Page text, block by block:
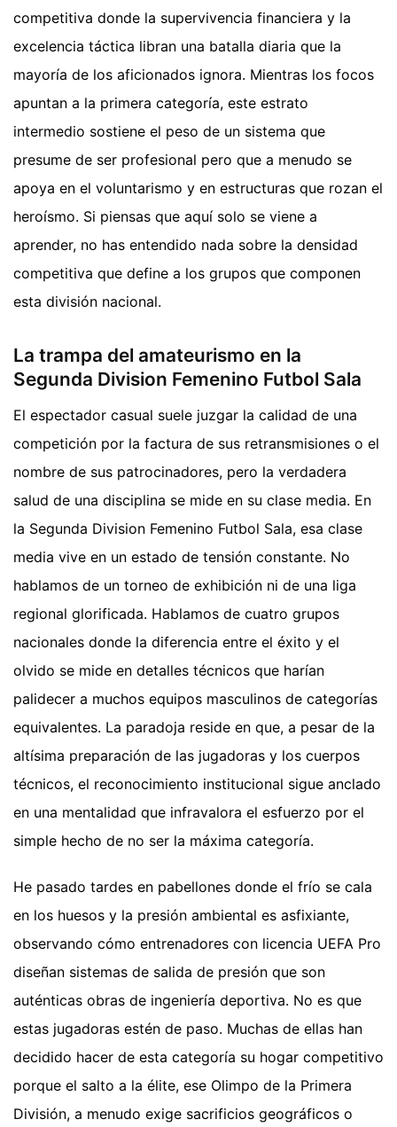
competitiva donde la supervivencia financiera y la
excelencia táctica libran una batalla diaria que la
mayoría de los aficionados ignora. Mientras los focos
apuntan a la primera categoría, este estrato
intermedio sostiene el peso de un sistema que
presume de ser profesional pero que a menudo se
apoya en el voluntarismo y en estructuras que rozan el
heroísmo. Si piensas que aquí solo se viene a
aprender, no has entendido nada sobre la densidad
competitiva que define a los grupos que componen
esta división nacional.
La trampa del amateurismo en la
Segunda Division Femenino Futbol Sala
El espectador casual suele juzgar la calidad de una
competición por la factura de sus retransmisiones o el
nombre de sus patrocinadores, pero la verdadera
salud de una disciplina se mide en su clase media. En
la Segunda Division Femenino Futbol Sala, esa clase
media vive en un estado de tensión constante. No
hablamos de un torneo de exhibición ni de una liga
regional glorificada. Hablamos de cuatro grupos
nacionales donde la diferencia entre el éxito y el
olvido se mide en detalles técnicos que harían
palidecer a muchos equipos masculinos de categorías
equivalentes. La paradoja reside en que, a pesar de la
altísima preparación de las jugadoras y los cuerpos
técnicos, el reconocimiento institucional sigue anclado
en una mentalidad que infravalora el esfuerzo por el
simple hecho de no ser la máxima categoría.
He pasado tardes en pabellones donde el frío se cala
en los huesos y la presión ambiental es asfixiante,
observando cómo entrenadores con licencia UEFA Pro
diseñan sistemas de salida de presión que son
auténticas obras de ingeniería deportiva. No es que
estas jugadoras estén de paso. Muchas de ellas han
decidido hacer de esta categoría su hogar competitivo
porque el salto a la élite, ese Olimpo de la Primera
División, a menudo exige sacrificios geográficos o